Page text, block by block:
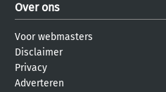
Over ons
Voor webmasters
Disclaimer
Privacy
Adverteren